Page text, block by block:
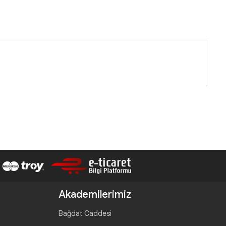
Akademilerimiz
Bağdat Caddesi